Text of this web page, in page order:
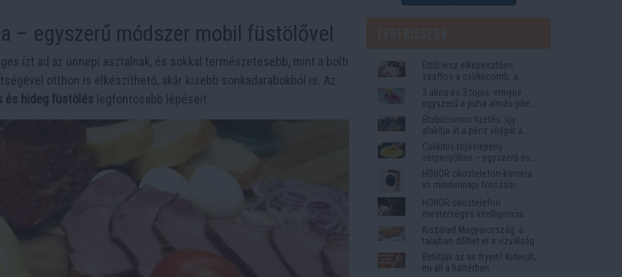
– egyszerű módszer mobil füstölővel
ízt ad az ünnepi asztalnak, és sokkal természetesebb, mint a bolti
otthon is elkészíthető, akár kisebb sonkadarabokból is. Az
és hideg füstölés legfontosabb lépéseit.
Ettől lesz elképesztően
szaftos a csirkecomb: a
sörös pác a titok
3 alma és 3 tojás: ennyire
egyszerű a puha almás pite
titka
Stabilcoinos fizetés: így
alakítja át a pénz világát a
Visa, a Mastercard és a
Western Union
Cukkinis tojáslepény
serpenyőben – egyszerű és
laktató vacsora
HONOR okostelefon-kamera
vs mindennapi fotózási
igények
HONOR okostelefon
mesterséges intelligencia
funkciók, amelyek
megkönnyítik az életet
Kiszárad Magyarország: a
talajban dőlhet el a vízválság
Betiltják az air fryert? Kiderült,
mi áll a háttérben